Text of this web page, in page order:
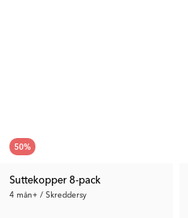
50%
Suttekopper 8-pack
4 mån+ / Skreddersy